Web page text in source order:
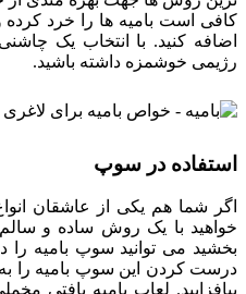
کافی است بامیه ها را خرد کرده
اضافه کنید. با انتخاب یک
رژیمی خوشمزه داشته باشید.
استفاده در سوپ
اگر شما هم یکی از عاشقان
خواهید با یک روش ساده و
بخشید می توانید سوپ بامیه را
درست کردن این سوپ بامیه را
بیافزایید. لعاب بامیه بافتی